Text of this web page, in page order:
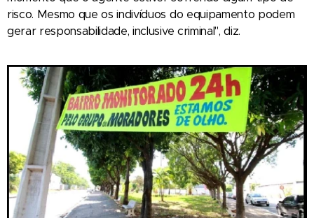
risco. Mesmo que os indivíduos do equipamento podem
gerar responsabilidade, inclusive criminal", diz.